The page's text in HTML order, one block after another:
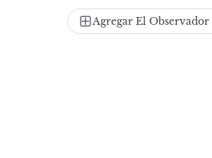
Agregar El Observador